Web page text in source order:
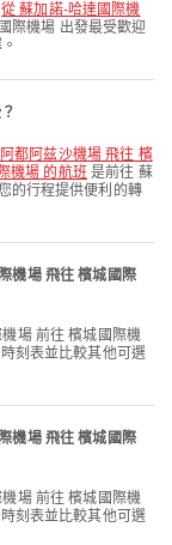
從 蘇加諾-哈達國際機
際機場 出發最受歡迎
都阿兹沙機場 飛往 檳
機場 的航班 是前往 蘇
的行程提供便利的轉
機場 飛往 檳城國際
刻表並比較其他可選
機場 飛往 檳城國際
刻表並比較其他可選